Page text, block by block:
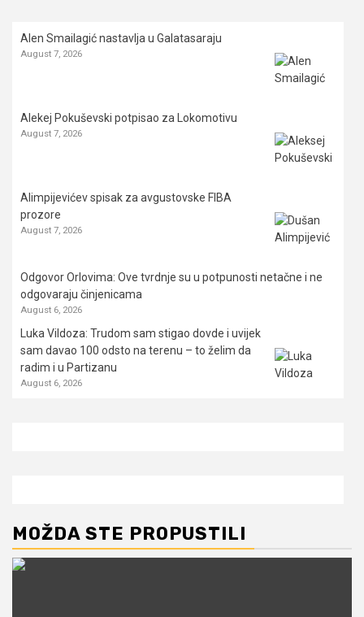
Alen Smailagić nastavlja u Galatasaraju
August 7, 2026
Alekej Pokuševski potpisao za Lokomotivu
August 7, 2026
Alimpijevićev spisak za avgustovske FIBA
prozore
August 7, 2026
Odgovor Orlovima: ​Ove tvrdnje su u potpunosti netačne i ne
odgovaraju činjenicama
August 6, 2026
Luka Vildoza: Trudom sam stigao dovde i uvijek
sam davao 100 odsto na terenu – to želim da
radim i u Partizanu
August 6, 2026
MOŽDA STE PROPUSTILI